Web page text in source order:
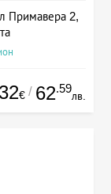
Примавера 2,
32€ / 62.59
лв.